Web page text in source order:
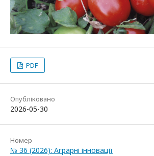
PDF
Опубліковано
2026-05-30
Номер
№ 36 (2026): Аграрні інновації